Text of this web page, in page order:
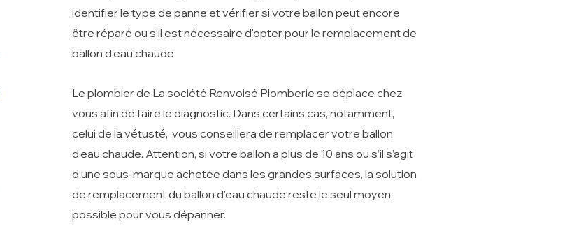
identifier le type de panne et vérifier si votre ballon peut encore
être réparé ou s’il est nécessaire d'opter pour le remplacement de
ballon d’eau chaude.​
Le plombier de La société Renvoisé Plomberie se déplace chez
vous afin de faire le diagnostic. Dans certains cas, notamment,
celui de la vétusté, vous conseillera de remplacer votre ballon
d’eau chaude. Attention, si votre ballon a plus de 10 ans ou s’il s’agit
d’une sous-marque achetée dans les grandes surfaces, la solution
de remplacement du ballon d’eau chaude reste le seul moyen
possible pour vous dépanner.